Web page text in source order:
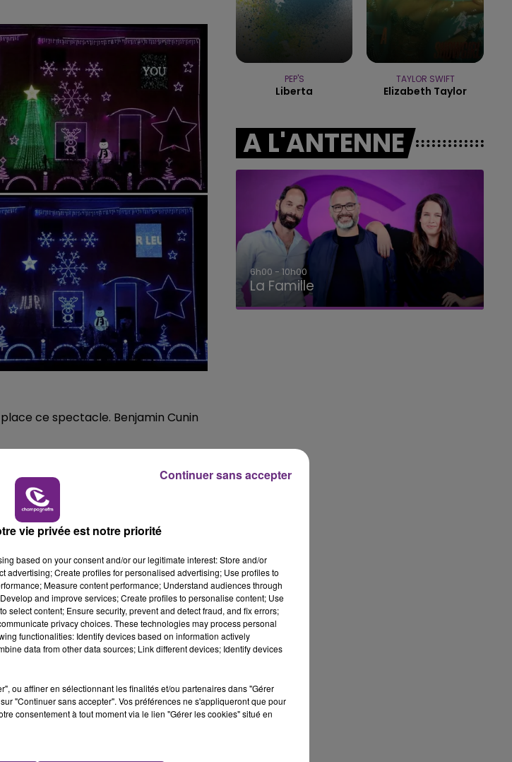
POP
LE BEST OF DE LA FAMILLE
CHAMPAGNE FM
ce spectacle. Benjamin Cunin
PEP'S
Liberta
TAYLOR SWIFT
Elizabeth Taylor
A L'ANTENNE
6h00
OF DE LA FAMILLE
FM
6h00 - 10h00
La Famille
vie privée est notre priorité
based on your consent and/or our legitimate interest: Store and/or
advertising; Create profiles for personalised advertising; Use profiles to
Measure content performance; Understand audiences through
and improve services; Create profiles to personalise content; Use
select content; Ensure security, prevent and detect fraud, and fix errors;
privacy choices. These technologies may process personal
functionalities: Identify devices based on information actively
data from other data sources; Link different devices; Identify devices
ou affiner en sélectionnant les finalités et/ou partenaires dans "Gérer
"Continuer sans accepter". Vos préférences ne s'appliqueront que pour
consentement à tout moment via le lien "Gérer les cookies" situé en
Continuer sans accepter